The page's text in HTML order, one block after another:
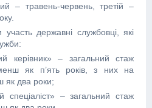
– травень-червень, третій –
державні службовці, які
керівник» – загальний стаж
як п’ять років, з них на
як два роки;
– загальний стаж